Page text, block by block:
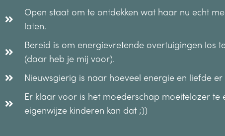
Open staat om te ontdekken wat haar nu echt
laten.
Bereid is om energievretende overtuigingen los
(daar heb je mij voor).
Nieuwsgierig is naar hoeveel energie en liefde
Er klaar voor is het moederschap moeitelozer te
eigenwijze kinderen kan dat ;))